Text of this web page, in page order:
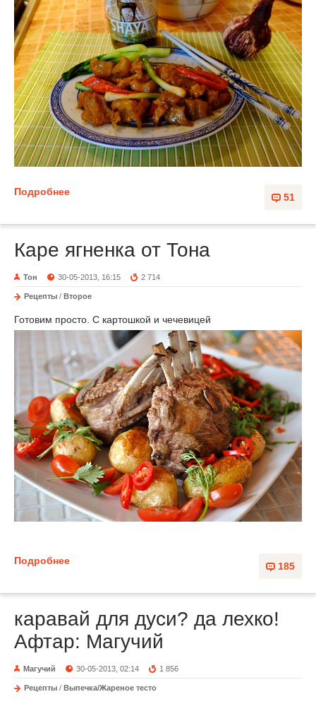
51
Подробнее
Каре ягненка от Тона
Тон 30-05-2013, 16:15 2 714
Рецепты / Второе
Готовим просто. С картошкой и чечевицей
185
Подробнее
каравай для дуси? да лехко!
Афтар: Магучий
Магучий 30-05-2013, 02:14 1 856
Рецепты / Выпечка/Жареное тесто